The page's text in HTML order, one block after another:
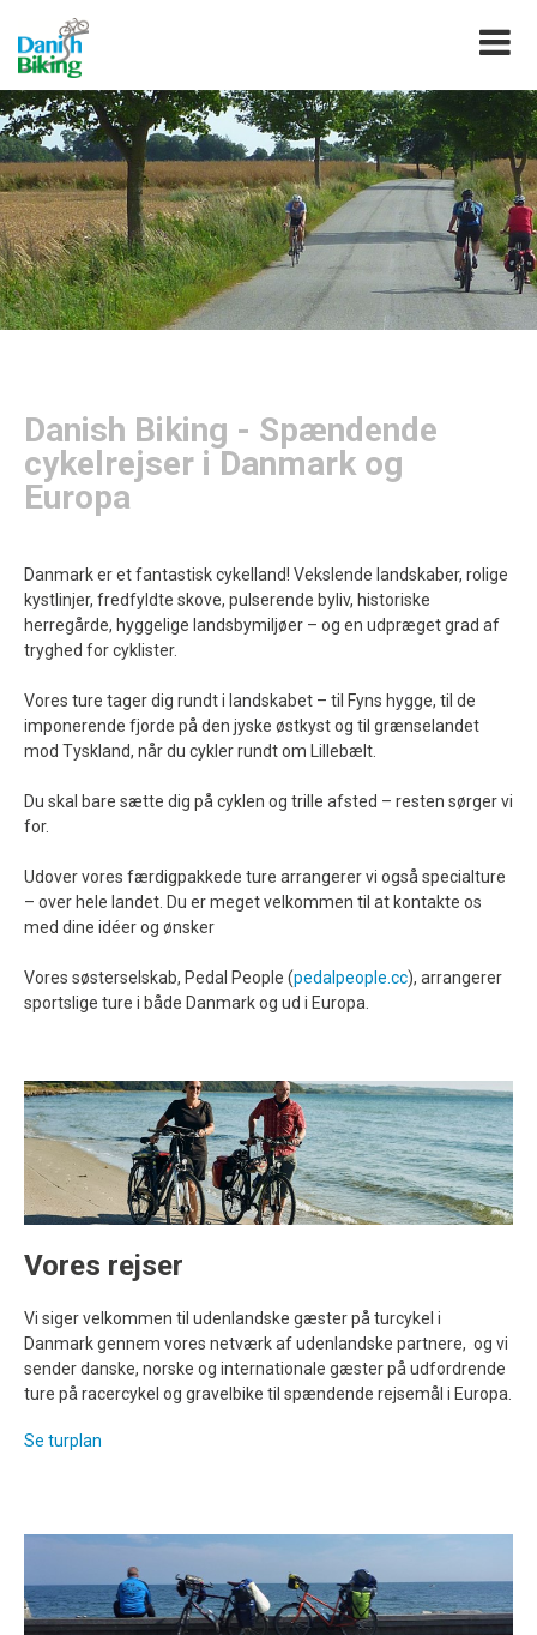
Danish Biking - Spændende
cykelrejser i Danmark og
Europa
Danmark er et fantastisk cykelland! Vekslende landskaber, rolige
kystlinjer, fredfyldte skove, pulserende byliv, historiske
herregårde, hyggelige landsbymiljøer – og en udpræget grad af
tryghed for cyklister.
Vores ture tager dig rundt i landskabet – til Fyns hygge, til de
imponerende fjorde på den jyske østkyst og til grænselandet
mod Tyskland, når du cykler rundt om Lillebælt.
Du skal bare sætte dig på cyklen og trille afsted – resten sørger vi
for.
Udover vores færdigpakkede ture arrangerer vi også specialture
– over hele landet. Du er meget velkommen til at kontakte os
med dine idéer og ønsker
Vores søsterselskab, Pedal People (pedalpeople.cc), arrangerer
sportslige ture i både Danmark og ud i Europa.
Vores rejser
Vi siger velkommen til udenlandske gæster på turcykel i
Danmark gennem vores netværk af udenlandske partnere, og vi
sender danske, norske og internationale gæster på udfordrende
ture på racercykel og gravelbike til spændende rejsemål i Europa.
Se turplan